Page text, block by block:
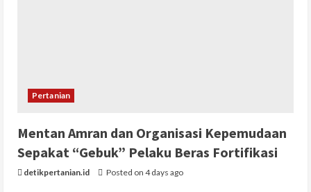
Pertanian
Mentan Amran dan Organisasi Kepemudaan
Sepakat “Gebuk” Pelaku Beras Fortifikasi
detikpertanian.id Posted on 4 days ago